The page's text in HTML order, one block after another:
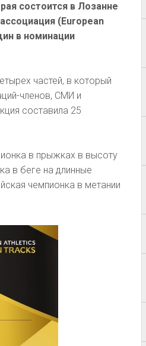
состоится в Лозанне
(European
в номинации
частей, в который
членов, СМИ и
составила 25
в прыжках в высоту
в беге на длинные
чемпионка в метании